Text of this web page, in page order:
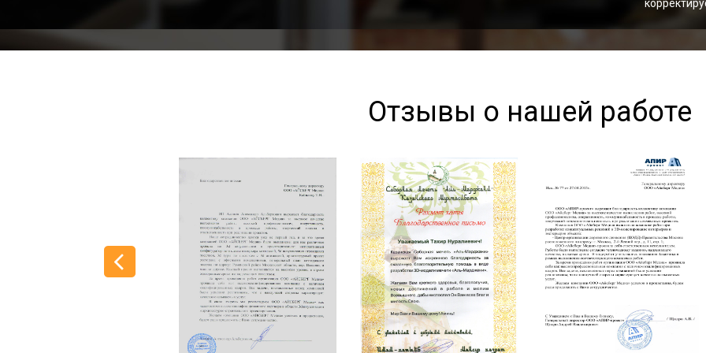
Отзывы о нашей работе